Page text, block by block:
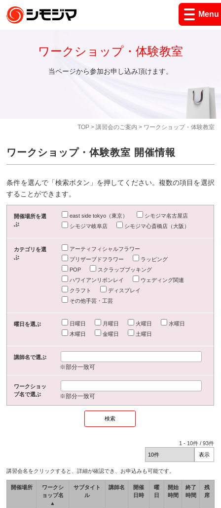
Menu
TOP> 講習会のご案内 > ワークショップ・体験教室
ワークショップ・体験教室
当ページから参加お申し込み頂けます。
ワークショップ・体験教室 開催情報
条件を選んで「検索ボタン」を押してください。複数の項目を選択
することができます。
開催場所を選
ぶ
east side tokyo（東京）
シモジマ名古屋店
シモジマ岐阜店
シモジマ心斎橋店（大阪）
カテゴリを選
ぶ
アーティフィシャルフラワー
プリザーブドフラワー
ラッピング
POP
スクラップブッキング
ハワイアンリボンレイ
ウェディング関連
クラフト
ディスプレイ
その他手芸・工芸
曜日を選ぶ 日曜日 月曜日 火曜日
水曜日
木曜日
金曜日 土曜日
講師名で選ぶ
※部分一致可
ワークショッ
プ名で選ぶ
※部分一致可
1 - 10件 /93件
講習会名をクリックすると、詳細が確認でき、お申込みも可能です。
開催場所
ワークシ
ョップ名
▲
サブタイト
ル
講師名
開催
日時
曜
日
開始
時間
終了
時間
残
席